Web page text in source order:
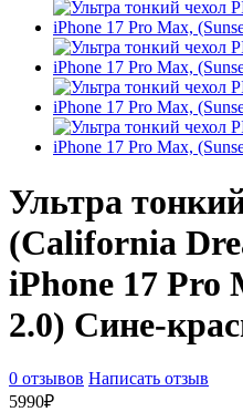
Ультра
(California
iPhone 17 Pro
2.0) Сине-
0 отзывов Написать отзыв
5990₽